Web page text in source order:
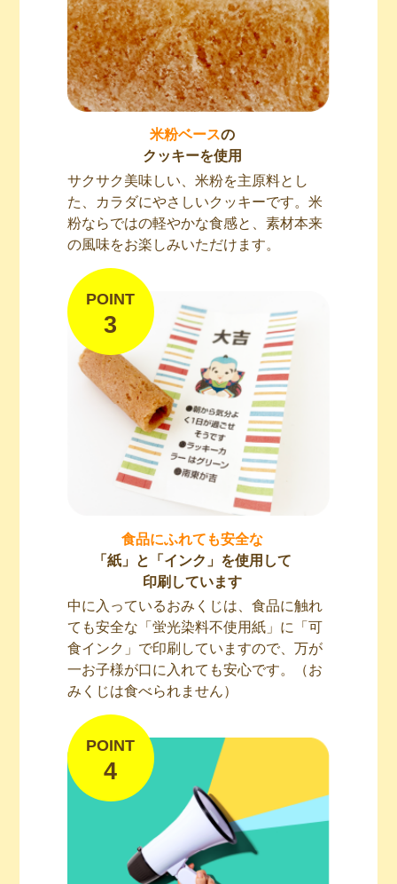
米粉ベースの
クッキーを使用
サクサク美味しい、米粉を主原料とし
た、カラダにやさしいクッキーです。米
粉ならではの軽やかな食感と、素材本来
の風味をお楽しみいただけます。
食品にふれても安全な
「紙」と「インク」を使用して
印刷しています
中に入っているおみくじは、食品に触れ
ても安全な「蛍光染料不使用紙」に「可
食インク」で印刷していますので、万が
一お子様が口に入れても安心です。（お
みくじは食べられません）
POINT
3
POINT
4